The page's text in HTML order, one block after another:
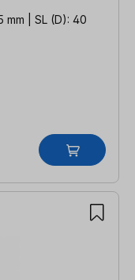
mm | SL (D): 40